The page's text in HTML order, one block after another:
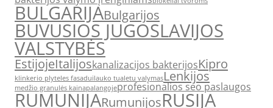
BULGARIJABulgarijos
BUVUSIOS JUGOSLAVIJOS
VALSTYBĖS
EstijojeItalijoskanalizacijos bakterijosKipro
klinkerio plyteles fasaduilauko tualetu valymasLenkijos
medžio granulės kainapalangojeprofesionalios seo paslaugos
RUMUNIJARumunijosRUSIJA